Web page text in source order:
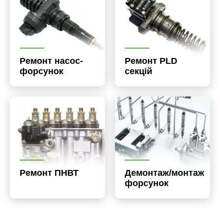
Ремонт насос-
форсунок
Ремонт PLD
секцій
Ремонт ПНВТ
Демонтаж/монтаж
форсунок